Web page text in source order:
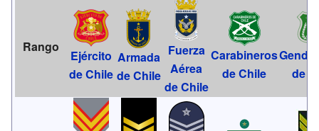
Rango
Ejército
de Chile
Armada
de Chile
Fuerza
Aérea
de Chile
Carabineros
de Chile
de